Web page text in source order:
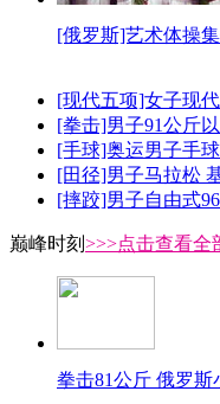
[俄罗斯]艺术体操
[现代五项]女子现
[拳击]男子91公斤
[手球]奥运男子手
[田径]男子马拉松
[摔跤]男子自由式
巅峰时刻 >>>点击查看全
拳击81公斤 俄罗斯